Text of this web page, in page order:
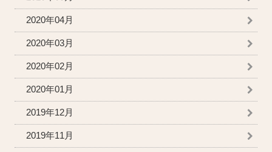
2020年04月
2020年03月
2020年02月
2020年01月
2019年12月
2019年11月